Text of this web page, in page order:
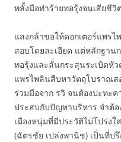
พลั้งมือทำร้ายทอรุ้งจนเสียชี
แสงกล้าขอให้ดอกเตอร์แพร
สอบโดยละเอียด แต่หลักฐาน
ทอรุ้งและลั่นกระสุนระเบิดหั
แพรไพลินสืบหาวัตถุโบราณส
ร่วมมือจาก รวิ จนต้องปะทะ
ประสบกับปัญหาบริหาร จำต้อ
เมืองหนุ่มที่มีประวัติไม่โปร่ง
(ฉัตรชัย เปล่งพานิช) เป็นที่ป